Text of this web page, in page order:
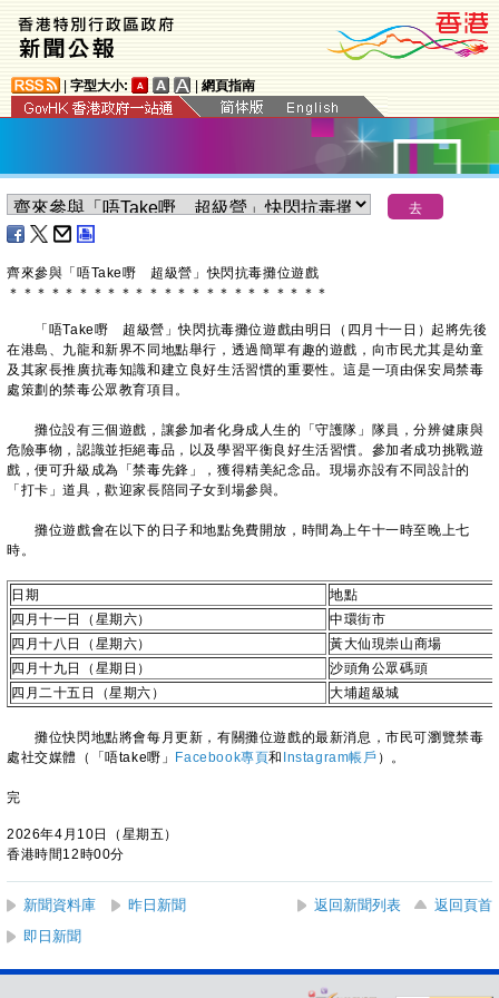
字型大小: 網頁指南
​齊來參與「唔Take嘢 超級營」快閃抗毒攤位遊戲
＊ ＊ ＊ ＊ ＊ ＊ ＊ ＊ ＊ ＊ ＊ ＊ ＊ ＊ ＊ ＊ ＊ ＊ ＊ ＊ ＊ ＊ ＊
「唔Take嘢 超級營」快閃抗毒攤位遊戲由明日（四月十一日）起將先後
在港島、九龍和新界不同地點舉行，透過簡單有趣的遊戲，向市民尤其是幼童
及其家長推廣抗毒知識和建立良好生活習慣的重要性。這是一項由保安局禁毒
處策劃的禁毒公眾教育項目。
攤位設有三個遊戲，讓參加者化身成人生的「守護隊」隊員，分辨健康與
危險事物，認識並拒絕毒品，以及學習平衡良好生活習慣。參加者成功挑戰遊
戲，便可升級成為「禁毒先鋒」，獲得精美紀念品。現場亦設有不同設計的
「打卡」道具，歡迎家長陪同子女到場參與。
攤位遊戲會在以下的日子和地點免費開放，時間為上午十一時至晚上七
時。
日期
地點
四月十一日（星期六）
中環街市
四月十八日（星期六）
黃大仙現崇山商場
四月十九日（星期日）
沙頭角公眾碼頭
四月二十五日（星期六）
大埔超級城
攤位快閃地點將會每月更新，有關攤位遊戲的最新消息，市民可瀏覽禁毒
處社交媒體（「唔take嘢」
Facebook專頁和 Instagram帳戶 ）。
完
2026年4月10日（星期五）
香港時間12時00分
新聞資料庫 昨日新聞 返回新聞列表
返回頁首
即日新聞